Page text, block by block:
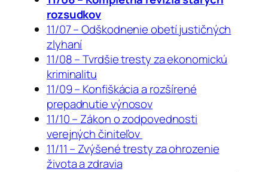
rozsudkov
11/07 – Odškodnenie obetí justičných
zlyhaní
11/08 – Tvrdšie tresty za ekonomickú
kriminalitu
11/09 – Konfiškácia a rozšírené
prepadnutie výnosov
11/10 – Zákon o zodpovednosti
verejných činiteľov
11/11 – Zvýšené tresty za ohrozenie
života a zdravia